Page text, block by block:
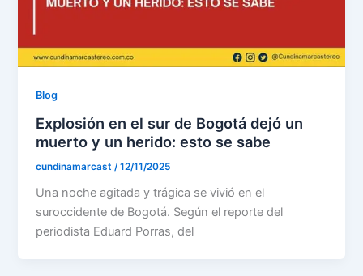
Blog
Explosión en el sur de Bogotá dejó un
muerto y un herido: esto se sabe
cundinamarcast /12/11/2025
Una noche agitada y trágica se vivió en el
suroccidente de Bogotá. Según el reporte del
periodista Eduard Porras, del